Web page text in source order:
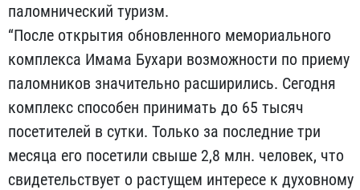
паломнический туризм.
“После открытия обновленного мемориального
комплекса Имама Бухари возможности по приему
паломников значительно расширились. Сегодня
комплекс способен принимать до 65 тысяч
посетителей в сутки. Только за последние три
месяца его посетили свыше 2,8 млн. человек, что
свидетельствует о растущем интересе к духовному